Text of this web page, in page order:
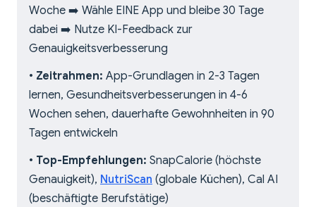
Woche ➡️ Wähle EINE App und bleibe 30 Tage
dabei ➡️ Nutze KI-Feedback zur
Genauigkeitsverbesserung
• Zeitrahmen: App-Grundlagen in 2-3 Tagen
lernen, Gesundheitsverbesserungen in 4-6
Wochen sehen, dauerhafte Gewohnheiten in 90
Tagen entwickeln
• Top-Empfehlungen: SnapCalorie (höchste
Genauigkeit), NutriScan (globale Küchen), Cal AI
(beschäftigte Berufstätige)